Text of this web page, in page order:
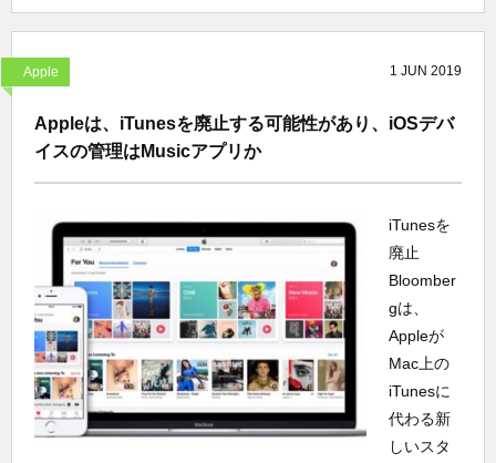
Apple 1 JUN 2019
Appleは、iTunesを廃止する可能性があり、iOSデバ
イスの管理はMusicアプリか
iTunesを
廃止
Bloomber
gは、
Appleが
Mac上の
iTunesに
代わる新
しいスタ